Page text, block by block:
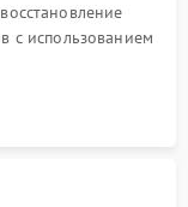
с использованием
микросхемы
USB